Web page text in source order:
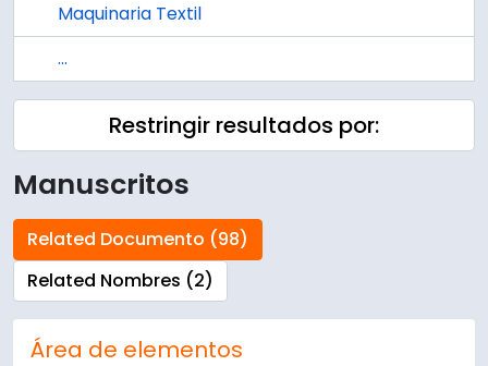
Maquinaria Textil
...
Restringir resultados por:
Manuscritos
Related Documento (98)
Related Nombres (2)
Área de elementos